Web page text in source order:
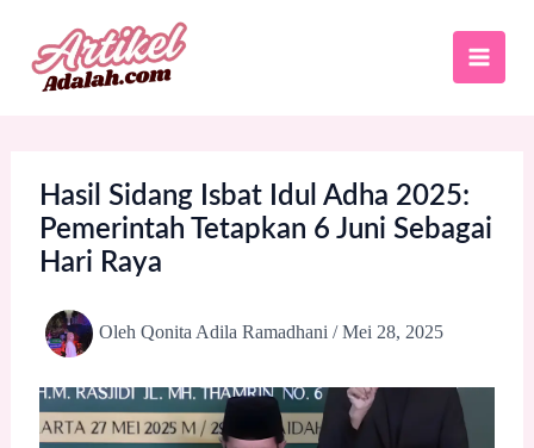
konten
Hasil Sidang Isbat Idul Adha 2025:
Pemerintah Tetapkan 6 Juni Sebagai
Hari Raya
Oleh Qonita Adila Ramadhani /Mei 28, 2025